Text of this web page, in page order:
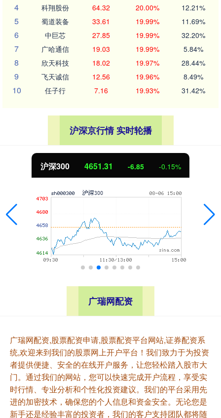
4 科翔股份 64.32 20.00% 12.21%
5 蜀道装备 33.61 19.99% 11.69%
6 中巨芯 27.85 19.99% 32.20%
7 广哈通信 19.03 19.99% 5.84%
8 欣天科技 18.02 19.97% 28.44%
9 飞天诚信 12.56 19.96% 8.49%
10 任子行 7.16 19.93% 31.42%
沪深京行情 实时轮播
北证50 1122.88 3.42 0.30%
广瑞网配资
广瑞网配资,股票配资申请,股票配资平台网站,证券配资系
统,欢迎来到我们的股票网上开户平台！我们致力于为投资
者提供便捷、安全的在线开户服务，让您轻松踏入股市大
门。通过我们的网站，您可以快速完成开户流程，享受实
时行情、专业分析和个性化投资建议。我们的平台采用先
进的加密技术，确保您的个人信息和资金安全。无论您是
新手还是经验丰富的投资者，我们的客户支持团队都将随